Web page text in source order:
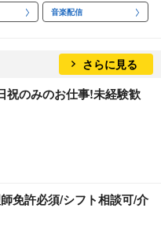
音楽配信
さらに見る
祝のみのお仕事!未経験歓
免許必須/シフト相談可/介